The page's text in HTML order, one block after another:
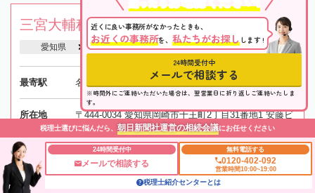
三宮大輔税理士事務所
愛知県 岡崎市 東岡崎駅
最寄駅 名古屋鉄道「東岡崎駅」徒歩12分
所在地
〒444-0034 愛知県岡崎市十王町2丁目31番地1 安藤ビ
ル201
税理士選びに悩んだら、 朝日新聞社運営の相続会議にお任せください
24時間受付中
メールで相談する
無料電話する
0120-402-092
営業時間10:00~19:00
税理士紹介センターとは
ったら
近くに良い事務所がなかったときも、
お近くの事務所を、 私たちがお探しします !
24時間受付中
メールで相談する
※時間外にご連絡いただいた場合は、翌営業日に折り返しご連絡いたしま
す。